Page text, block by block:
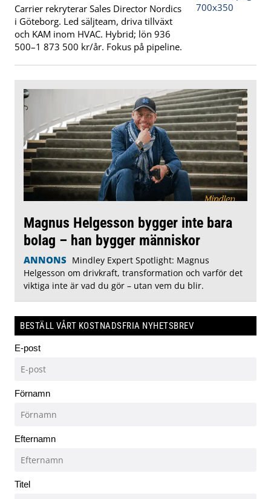
Carrier rekryterar Sales Director Nordics
i Göteborg. Led säljteam, driva tillväxt
och KAM inom HVAC. Hybrid; lön 936
500–1 873 500 kr/år. Fokus på pipeline.
Magnus Helgesson bygger inte bara
bolag – han bygger människor
ANNONS Mindley Expert Spotlight: Magnus
Helgesson om drivkraft, transformation och varför det
viktiga inte är vad du gör – utan vem du blir.
BESTÄLL VÅRT KOSTNADSFRIA NYHETSBREV
E-post
Förnamn
Efternamn
Titel